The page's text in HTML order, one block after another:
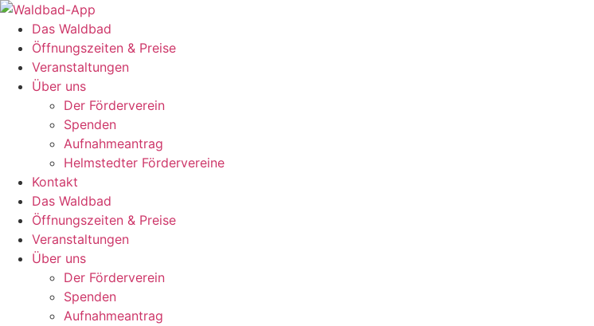
Zum
Inhalt
springen
Das Waldbad
Öffnungszeiten & Preise
Veranstaltungen
Über uns
Der Förderverein
Spenden
Aufnahmeantrag
Helmstedter Fördervereine
Kontakt
Das Waldbad
Öffnungszeiten & Preise
Veranstaltungen
Über uns
Der Förderverein
Spenden
Aufnahmeantrag